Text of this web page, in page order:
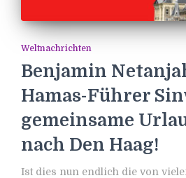
Weltnachrichten
Benjamin
Hamas-Führer
gemeinsame
nach Den Haag!
Ist dies nun endlich die von